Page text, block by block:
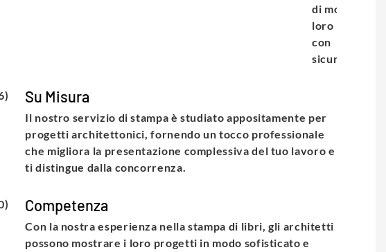
di mostrare il
loro lavoro
con
sicurezza.
Su Misura
Il nostro servizio di stampa è studiato appositamente per
progetti architettonici, fornendo un tocco professionale
che migliora la presentazione complessiva del tuo lavoro e
ti distingue dalla concorrenza.
Competenza
Con la nostra esperienza nella stampa di libri, gli architetti
possono mostrare i loro progetti in modo sofisticato e